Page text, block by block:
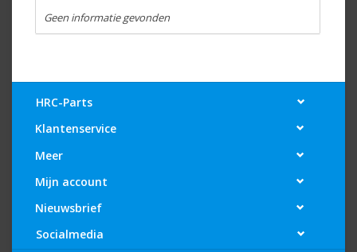
Geen informatie gevonden
HRC-Parts
Klantenservice
Meer
Mijn account
Nieuwsbrief
Socialmedia